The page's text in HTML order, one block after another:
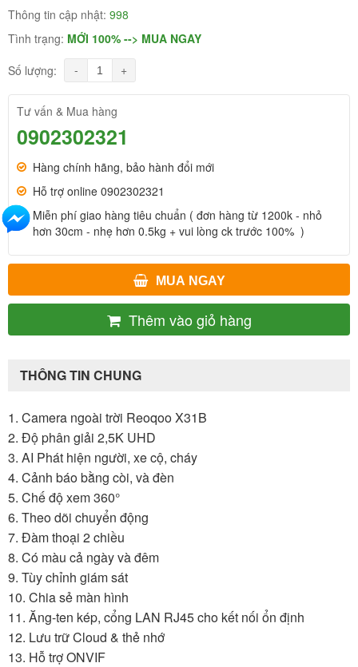
Thông tin cập nhật: 998
Tình trạng: MỚI 100% --> MUA NGAY
Số lượng:
- +
Tư vấn & Mua hàng
0902302321
Hàng chính hãng, bảo hành đổi mới
Hỗ trợ online 0902302321
Miễn phí giao hàng tiêu chuẩn ( đơn hàng từ 1200k - nhỏ
hơn 30cm - nhẹ hơn 0.5kg + vui lòng ck trước 100% )
MUA NGAY
Thêm vào giỏ hàng
THÔNG TIN CHUNG
1. Camera ngoài trời Reoqoo X31B
2. Độ phân giải 2,5K UHD
3. AI Phát hiện người, xe cộ, cháy
4. Cảnh báo bằng còi, và đèn
5. Chế độ xem 360°
6. Theo dõi chuyển động
7. Đàm thoại 2 chiều
8. Có màu cả ngày và đêm
9. Tùy chỉnh giám sát
10. Chia sẻ màn hình
11. Ăng-ten kép, cổng LAN RJ45 cho kết nối ổn định
12. Lưu trữ Cloud & thẻ nhớ
13. Hỗ trợ ONVIF